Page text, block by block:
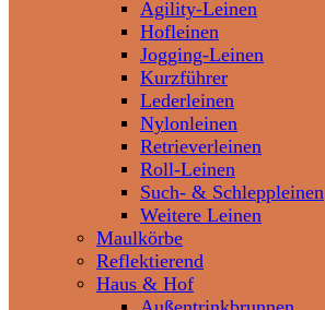
Agility-Leinen
Hofleinen
Jogging-Leinen
Kurzführer
Lederleinen
Nylonleinen
Retrieverleinen
Roll-Leinen
Such- & Schleppleinen
Weitere Leinen
Maulkörbe
Reflektierend
Haus & Hof